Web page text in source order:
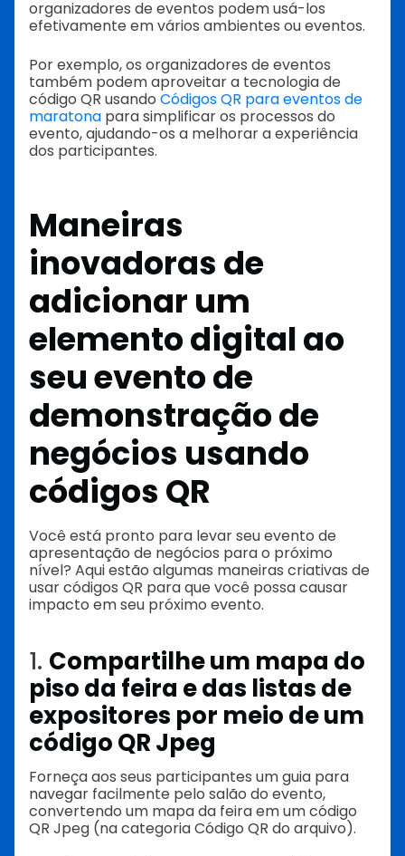
organizadores de eventos podem usá-los
efetivamente em vários ambientes ou eventos.
Por exemplo, os organizadores de eventos
também podem aproveitar a tecnologia de
código QR usando Códigos QR para eventos de
maratona para simplificar os processos do
evento, ajudando-os a melhorar a experiência
dos participantes.
Maneiras
inovadoras de
adicionar um
elemento digital ao
seu evento de
demonstração de
negócios usando
códigos QR
Você está pronto para levar seu evento de
apresentação de negócios para o próximo
nível? Aqui estão algumas maneiras criativas de
usar códigos QR para que você possa causar
impacto em seu próximo evento.
1. Compartilhe um mapa do
piso da feira e das listas de
expositores por meio de um
código QR Jpeg
Forneça aos seus participantes um guia para
navegar facilmente pelo salão do evento,
convertendo um mapa da feira em um código
QR Jpeg (na categoria Código QR do arquivo).